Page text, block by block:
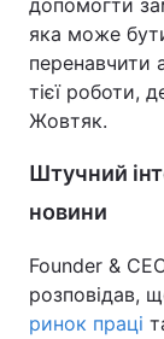
допомогти
яка може
перенавчити
тієї роботи,
Жовтяк.
Штучний
новини
Founder &
розповідав,
ринок праці